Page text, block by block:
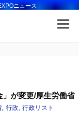
ニュース
が変更/厚生労働省
行政 行政リスト